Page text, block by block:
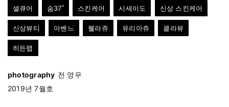
셀큐어 숨37˚ 스킨케어 시세이도 신상 스킨케어
신상뷰티 아벤느 웰라쥬 유리아쥬 클라뷰
히든랩
photography 전 영우
2019년 7월호